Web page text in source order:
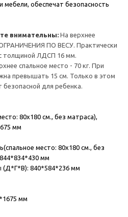
обеспечат безопасность
внимательны: На верхнее
ПО ВЕСУ. Практически
с толщиной ЛДСП 16 мм.
спальное место - 70 кг. При
превышать 15 см. Только в этом
безопасной для ребенка.
80х180 см., без матраса),
мм
место: 80х180 см., без
мм
(Д*Г*В): 840*584*236 мм
мм